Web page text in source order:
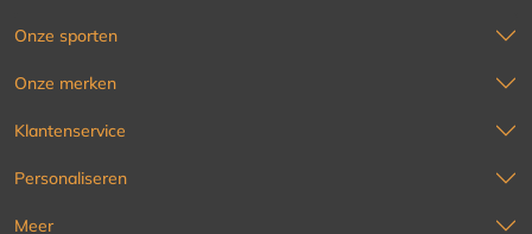
Onze sporten
Onze merken
Klantenservice
Personaliseren
Meer